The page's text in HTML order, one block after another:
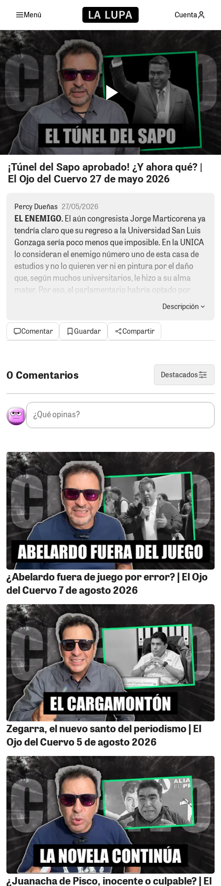
Menú Cuenta
¡Túnel del Sapo aprobado! ¿Y ahora qué? |
El Ojo del Cuervo 27 de mayo 2026
Percy Dueñas 27/05/2026
EL ENEMIGO.El aún congresista Jorge Marticorena ya
tendría claro que su regreso a la Universidad San Luis
Gonzaga sería poco menos que imposible. En la UNICA
lo consideran el enemigo número uno de esta casa de
estudios y no lo quieren ver ni en pintura por el daño
que, según muchos universitarios, le hizo a su alma
mater. Por eso, el parlamentario habría optado por
asegurarse una chambita en la Universidad César
Vallejo, del “Chato” Acuña, mientras baja la marea y la
indignación de la comunidad universitaria se enfría. Y
es que difícilmente olvidarán que Marticorena respaldó
habría significado la pérdida de más de 30 millones de
soles de presupuesto. Hoy, el docente que alguna vez
caminó por los pasillos de la universidad como uno
más, carga ahora con el título que muchos le ponen sin
dudar: el gran traidor de la UNICA.
Marcona llegó a su límite. La sociedad civil se cansó de
convivir con la corrupción, la delincuencia y el
abandono de autoridades incapaces que, pese a
manejar más de 300 millones de soles al año, tienen al
distrito minero sin agua potable digna y sumido en la
oscuridad durante varias horas de la noche. Mientras
el sicariato y la inseguridad avanzan, la gestión
encabezada por Rosales brilla por su ineptitud. Los
marconenses ya no soportan más promesas vacías ni
autoridades indolentes que han convertido a Marcona
en tierra de nadie. Por eso, hoy miércoles 27 de mayo,
desde las 3:30 p. m., la población saldrá a las calles en
una gran marcha contra la delincuencia, el sicariato y
la corrupción. El punto de concentración será el parque
del A.H. “Víctor Raúl Haya de la Torre”.
EL TÚNEL DEL SAPO.Algo que parecía imposible
ocurrió: el Ministerio de Cultura dio luz verde, de
manera inesperada, al tan anhelado proyecto y demás
campaña electoral de Jorge Bravo denominado “El
Túnel del Sapo”, mediante el oficio N° 0013-2016-DSPM.
Se trata de una obra que unirá los distritos de Nasca y
Vista Alegre, a través por Los Paredones, mediante la
construcción de un túnel. De esta forma, se mejorará la
transitabilidad y se evitará el caos vehicular,
Bravo logre inaugurar la obra antes de terminar su
gestión; se trata solo del primer paso, y uno de los más
importantes, para hacer realidad la iniciativa. A partir
de aquí se avanzará en la elaboración del expediente
técnico que es otro trámite complejo, luego en la
búsqueda del financiamiento y, finalmente, en la
licitación de la obra. Son pasos que podrán ser
continuados por el nuevo alcalde electo, siempre y
cuando figure entre sus prioridades de gestión.
Y AHORA ¿QUIÉN PODRÁ SALVARNOS?.Los jefes de
Descripción
Comentar Guardar Compartir
0 Comentarios Destacados
¿Abelardo fuera de juego por error? | El Ojo
del Cuervo 7 de agosto 2026
Zegarra, el nuevo santo del periodismo | El
Ojo del Cuervo 5 de agosto 2026
¿Juanacha de Pisco, inocente o culpable? | El